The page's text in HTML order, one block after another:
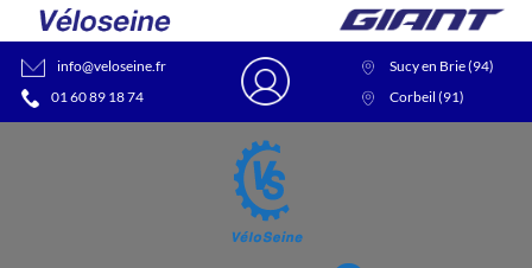
info@veloseine.fr
01 60 89 18 74
Sucy en Brie (94)
Corbeil (91)